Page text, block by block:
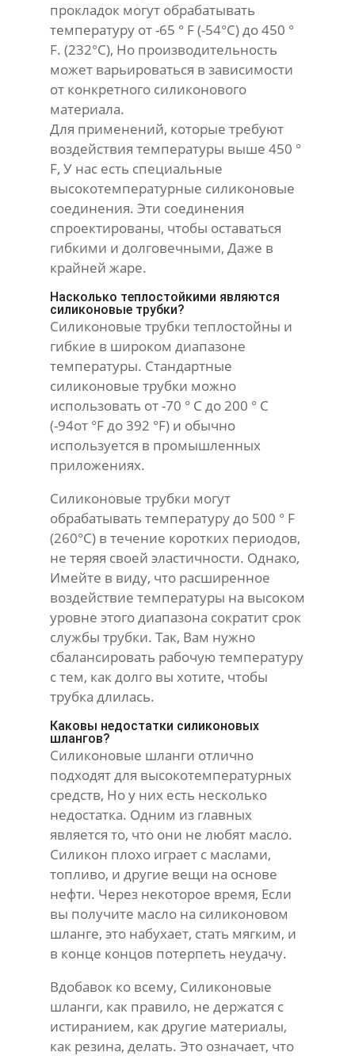
прокладок могут обрабатывать
температуру от -65 ° F (-54°С) до 450 °
F. (232°С), Но производительность
может варьироваться в зависимости
от конкретного силиконового
материала.
Для применений, которые требуют
воздействия температуры выше 450 °
F, У нас есть специальные
высокотемпературные силиконовые
соединения. Эти соединения
спроектированы, чтобы оставаться
гибкими и долговечными, Даже в
крайней жаре.
Насколько теплостойкими являются
силиконовые трубки?
Силиконовые трубки теплостойны и
гибкие в широком диапазоне
температуры. Стандартные
силиконовые трубки можно
использовать от -70 ° C до 200 ° C
(-94от °F до 392 °F) и обычно
используется в промышленных
приложениях.
Силиконовые трубки могут
обрабатывать температуру до 500 ° F
(260°С) в течение коротких периодов,
не теряя своей эластичности. Однако,
Имейте в виду, что расширенное
воздействие температуры на высоком
уровне этого диапазона сократит срок
службы трубки. Так, Вам нужно
сбалансировать рабочую температуру
с тем, как долго вы хотите, чтобы
трубка длилась.
Каковы недостатки силиконовых
шлангов?
Силиконовые шланги отлично
подходят для высокотемпературных
средств, Но у них есть несколько
недостатка. Одним из главных
является то, что они не любят масло.
Силикон плохо играет с маслами,
топливо, и другие вещи на основе
нефти. Через некоторое время, Если
вы получите масло на силиконовом
шланге, это набухает, стать мягким, и
в конце концов потерпеть неудачу.
Вдобавок ко всему, Силиконовые
шланги, как правило, не держатся с
истиранием, как другие материалы,
как резина, делать. Это означает, что